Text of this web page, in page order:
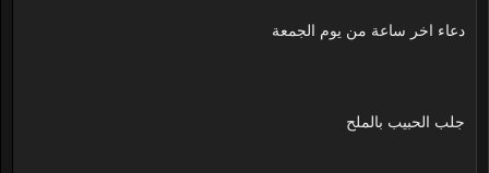
دعاء اخر ساعة من يوم الجمعة
جلب الحبيب بالملح